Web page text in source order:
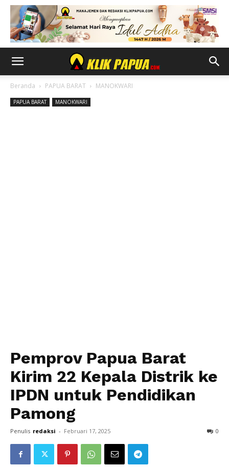
Beranda PAPUA BARAT MANOKWARI
PAPUA BARAT MANOKWARI
Pemprov Papua Barat
Kirim 22 Kepala Distrik ke
IPDN untuk Pendidikan
Pamong
Penulis redaksi - Februari 17, 2025 0